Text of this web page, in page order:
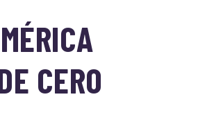
CERO